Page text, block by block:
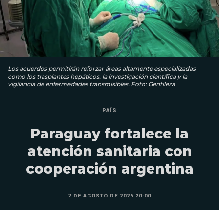
Los acuerdos permitirán reforzar áreas altamente especializadas
como los trasplantes hepáticos, la investigación científica y la
vigilancia de enfermedades transmisibles. Foto: Gentileza
PAÍS
Paraguay fortalece la
atención sanitaria con
cooperación argentina
7 DE AGOSTO DE 2026 20:00